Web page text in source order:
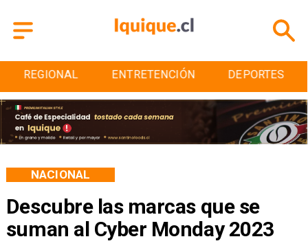
ENTRETENCIÓN DEPORTES CULTURA
Descubre las marcas que se
suman al Cyber Monday 2023
NACIONAL